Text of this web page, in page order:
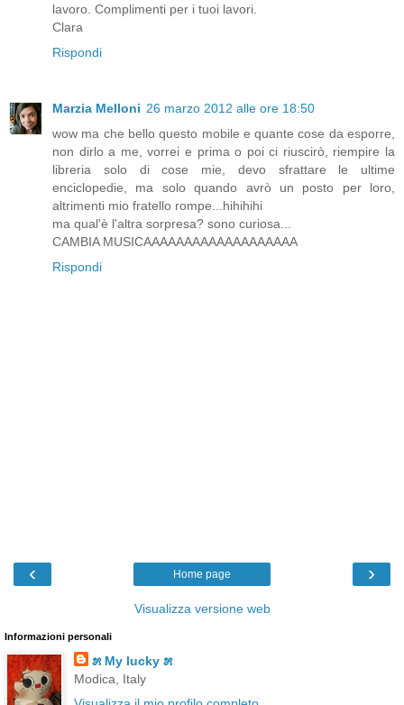
lavoro. Complimenti per i tuoi lavori.
Clara
Rispondi
Marzia Melloni 26 marzo 2012 alle ore 18:50
wow ma che bello questo mobile e quante cose da esporre,
non dirlo a me, vorrei e prima o poi ci riuscirò, riempire la
libreria solo di cose mie, devo sfrattare le ultime
enciclopedie, ma solo quando avrò un posto per loro,
altrimenti mio fratello rompe...hihihihi
ma qual'è l'altra sorpresa? sono curiosa...
CAMBIA MUSICAAAAAAAAAAAAAAAAAAA
Rispondi
‹ ›
Home page
Visualizza versione web
Informazioni personali
೫ My lucky ೫
Modica, Italy